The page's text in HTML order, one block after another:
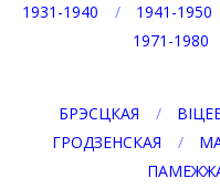
1931-1940
1941-1950
1971-1980
БРЭСЦКАЯ
ГРОДЗЕНСКАЯ